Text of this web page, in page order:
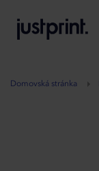
A
Domovská stránka